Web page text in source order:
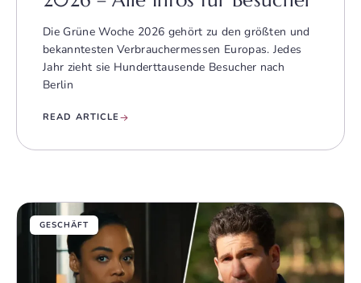
Die Grüne Woche 2026 gehört zu den größten und
bekanntesten Verbraucher­messen Europas. Jedes
Jahr zieht sie Hunderttausende Besucher nach
Berlin
READ ARTICLE
GESCHÄFT